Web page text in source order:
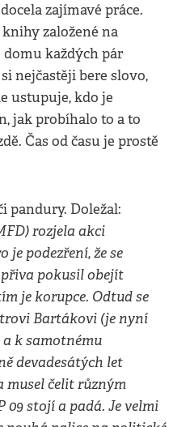
zajímavé práce.
založené na
domu každých pár
nejčastěji bere slovo,
ustupuje, kdo je
jak probíhalo to a to
Čas od času je prostě
pandury. Doležal:
rozjela akci
je podezření, že se
pokusil obejít
je korupce. Odtud se
Bartákovi (je nyní
k samotnému
devadesátých let
čelit různým
09 stojí a padá. Je velmi